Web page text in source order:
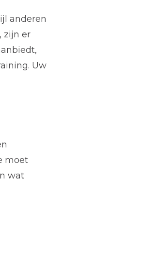
anderen
zijn er
Uw
moet
wat